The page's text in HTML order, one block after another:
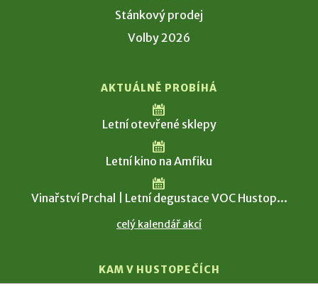
Stánkový prodej
Volby 2026
AKTUÁLNĚ PROBÍHÁ
Letní otevřené sklepy
Letní kino na Amfiku
Vinařství Prchal | Letní degustace VOC Hustop...
celý kalendář akcí
KAM V HUSTOPEČÍCH